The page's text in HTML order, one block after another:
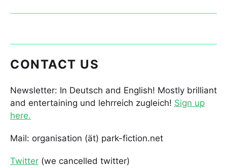
CONTACT US
Newsletter: In Deutsch and English! Mostly brilliant
and entertaining und lehrreich zugleich! Sign up
here.
Mail: organisation (ät) park-fiction.net
Twitter (we cancelled twitter)